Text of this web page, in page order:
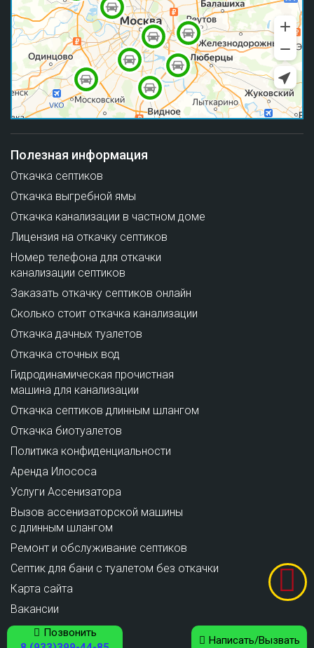
Полезная информация
Откачка септиков
Откачка выгребной ямы
Откачка канализации в частном доме
Лицензия на откачку септиков
Номер телефона для откачки
канализации септиков
Заказать откачку септиков онлайн
Сколько стоит откачка канализации
Откачка дачных туалетов
Откачка сточных вод
Гидродинамическая прочистная
машина для канализации
Откачка септиков длинным шлангом
Откачка биотуалетов
Политика конфиденциальности
Аренда Илососа
Услуги Ассенизатора
Вызов ассенизаторской машины
с длинным шлангом
Ремонт и обслуживание cептиков
Септик для бани с туалетом без откачки
Карта сайта
Вакансии
Позвонить
Написать/Вызвать